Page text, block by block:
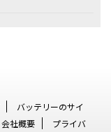
バッテリーのサイ
会社概要
プライバ